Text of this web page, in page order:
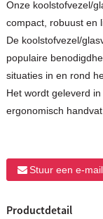
Onze koolstofvezel/
compact, robuust en
De koolstofvezel/
populaire
situaties in en rond
Het wordt geleverd
ergonomisch
Stuur een e-
Productdetail